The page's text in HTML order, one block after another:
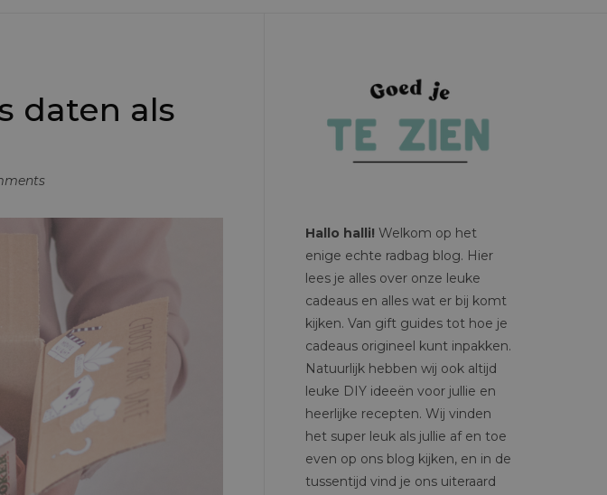
daten als
Hallo halli! Welkom op het
enige echte radbag blog. Hier
lees je alles over onze leuke
cadeaus en alles wat er bij komt
kijken. Van gift guides tot hoe je
cadeaus origineel kunt inpakken.
Natuurlijk hebben wij ook altijd
leuke DIY ideeën voor jullie en
heerlijke recepten. Wij vinden
het super leuk als jullie af en toe
even op ons blog kijken, en in de
tussentijd vind je ons uiteraard